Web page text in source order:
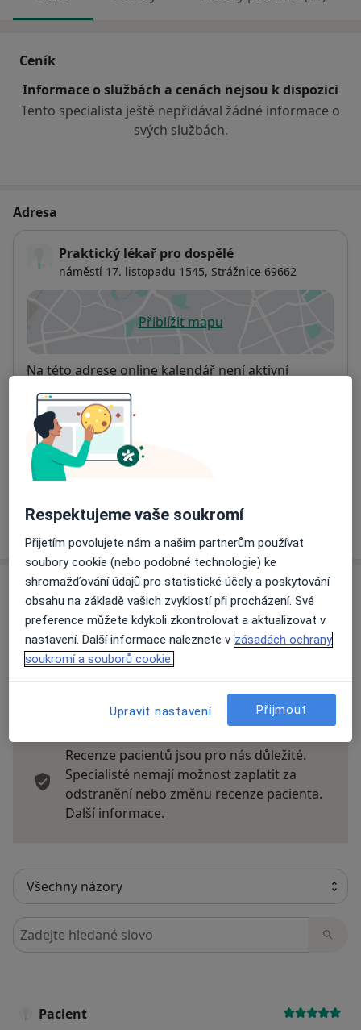
Ceník
Informace o službách a cenách nejsou k dispozici
Tento specialista ještě nepřidával žádné informace o
svých službách.
Adresa
Praktický lékař pro dospělé
náměstí 17. listopadu 1545, Strážnice 69662
Přiblížit mapuse otevře v nové záložce
Dostupnost
Na této adrese online kalendář není aktivní
Co mám v takové situaci udělat?
Způsoby platby (soukromé návštěvy)
Na teto adrese lékař přijímá pacienty na pojišťovnu
Detaily
Víceo adrese
Názory
Přidejte svůj názor
Recenze pacientů jsou pro nás důležité.
Specialisté nemají možnost zaplatit za
odstranění nebo změnu recenze pacienta.
Další informace.
Hledejte v názorech
Pacient
Respektujeme vaše soukromí
Přijetím povolujete nám a našim partnerům používat
soubory cookie (nebo podobné technologie) ke
shromažďování údajů pro statistické účely a poskytování
obsahu na základě vašich zvyklostí při procházení. Své
preference můžete kdykoli zkontrolovat a aktualizovat v
nastavení. Další informace naleznete v zásadách ochrany
soukromí a souborů cookie.
Upravit nastavení Přijmout